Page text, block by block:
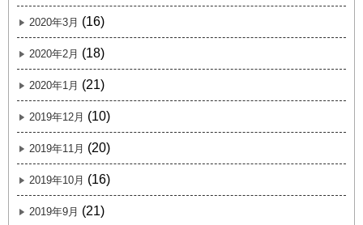
2020年3月 (16)
2020年2月 (18)
2020年1月 (21)
2019年12月 (10)
2019年11月 (20)
2019年10月 (16)
2019年9月 (21)